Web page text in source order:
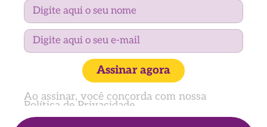
Assinar agora
Ao assinar, você concorda com nossa
Política de Privacidade